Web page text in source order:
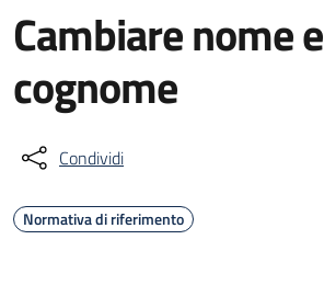
Cambiare nome e
cognome
Condividi
Normativa di riferimento